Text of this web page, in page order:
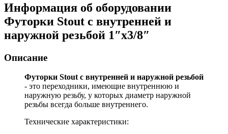
Информация об оборудовании
Футорки Stout с внутренней и
наружной резьбой 1″х3/8″
Описание
Футорки Stout с внутренней и наружной резьбой
- это переходники, имеющие внутреннюю и
наружную резьбу, у которых диаметр наружной
резьбы всегда больше внутреннего.
Технические характеристики: